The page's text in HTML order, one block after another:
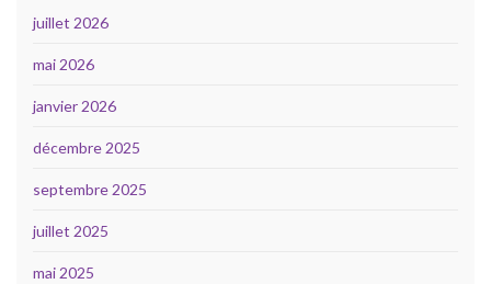
juillet 2026
mai 2026
janvier 2026
décembre 2025
septembre 2025
juillet 2025
mai 2025